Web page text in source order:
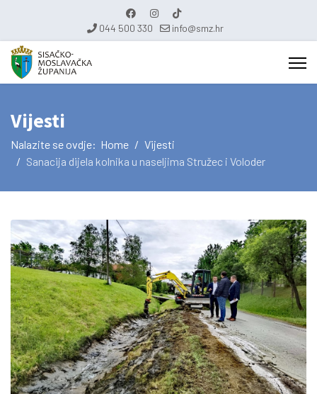
044 500 330 info@smz.hr
Vijesti
Nalazite se ovdje: Home
Vijesti
Sanacija dijela kolnika u naseljima Stružec i Voloder